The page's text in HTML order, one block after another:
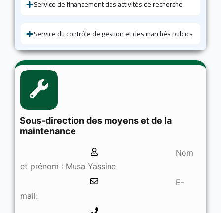
Service de financement des activités de recherche
Service du contrôle de gestion et des marchés publics
Sous-direction des moyens et de la
maintenance
Nom
et prénom : Musa Yassine
E-
mail: